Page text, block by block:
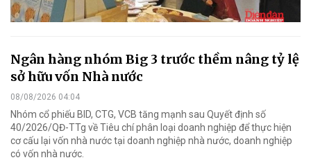
Ngân hàng nhóm Big 3 trước thềm nâng tỷ lệ
sở hữu vốn Nhà nước
08/08/2026 04:04
Nhóm cổ phiếu BID, CTG, VCB tăng mạnh sau Quyết định số
40/2026/QĐ-TTg về Tiêu chí phân loại doanh nghiệp để thực hiện
cơ cấu lại vốn nhà nước tại doanh nghiệp nhà nước, doanh nghiệp
có vốn nhà nước.